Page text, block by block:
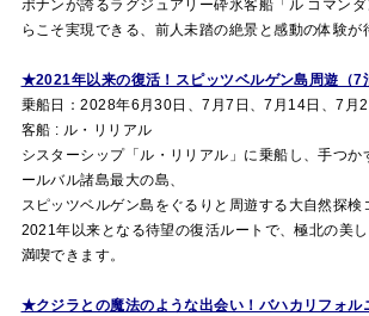
ポナンが誇るラグジュアリー砕氷客船「ル コマン
らこそ実現できる、前人未踏の絶景と感動の体験が
★2021年以来の復活！スピッツベルゲン島周遊（7
乗船日：2028年6月30日、7月7日、7月14日、7月
客船 : ル・リリアル
シスターシップ「ル・リリアル」に乗船し、手つか
ールバル諸島最大の島、
スピッツベルゲン島をぐるりと周遊する大自然探検
2021年以来となる待望の復活ルートで、極北の美
満喫できます。
★クジラとの魔法のような出会い！バハカリフォル